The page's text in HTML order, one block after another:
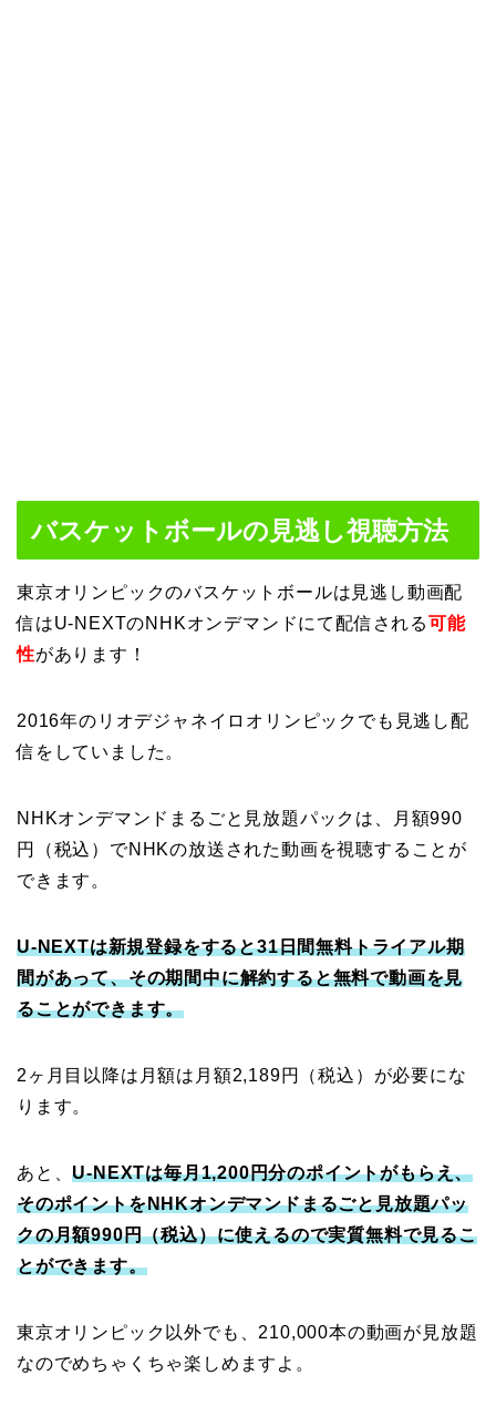
バスケットボールの見逃し視聴方法
東京オリンピックのバスケットボールは見逃し動画配
信はU-NEXTのNHKオンデマンドにて配信される可能
性があります！
2016年のリオデジャネイロオリンピックでも見逃し配
信をしていました。
NHKオンデマンドまるごと見放題パックは、月額990
円（税込）でNHKの放送された動画を視聴することが
できます。
U-NEXTは新規登録をすると31日間無料トライアル期
間があって、その期間中に解約すると無料で動画を見
ることができます。
2ヶ月目以降は月額は月額2,189円（税込）が必要にな
ります。
あと、U-NEXTは毎月1,200円分のポイントがもらえ、
そのポイントをNHKオンデマンドまるごと見放題パッ
クの月額990円（税込）に使えるので実質無料で見るこ
とができます。
東京オリンピック以外でも、210,000本の動画が見放題
なのでめちゃくちゃ楽しめますよ。